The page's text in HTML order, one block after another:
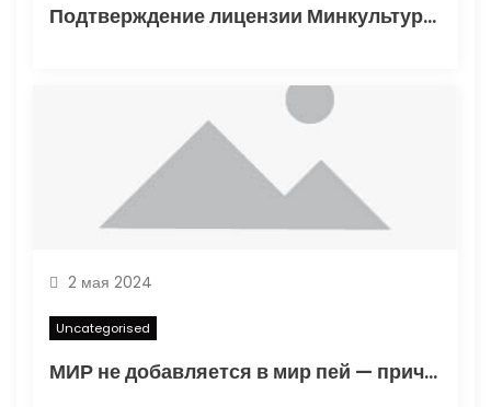
Подтверждение лицензии Минкультуры: Важные аспекты и процесс получения
2 мая 2024
Uncategorised
МИР не добавляется в мир пей — причины и решения